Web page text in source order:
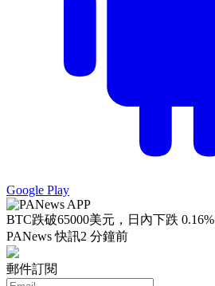
Google Play
BTC跌破65000美元，日內下跌 0.16%
PANews 快訊2 分鐘前
郵件訂閱